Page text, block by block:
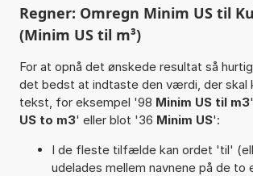
Regner: Omregn Minim US til
(Minim US til m³)
For at opnå det ønskede resultat så
det bedst at indtaste den værdi, der skal
tekst, for eksempel '98 Minim US til m3
US to m3' eller blot '36 Minim US':
I de fleste tilfælde kan ordet 'til'
udelades mellem navnene på de to